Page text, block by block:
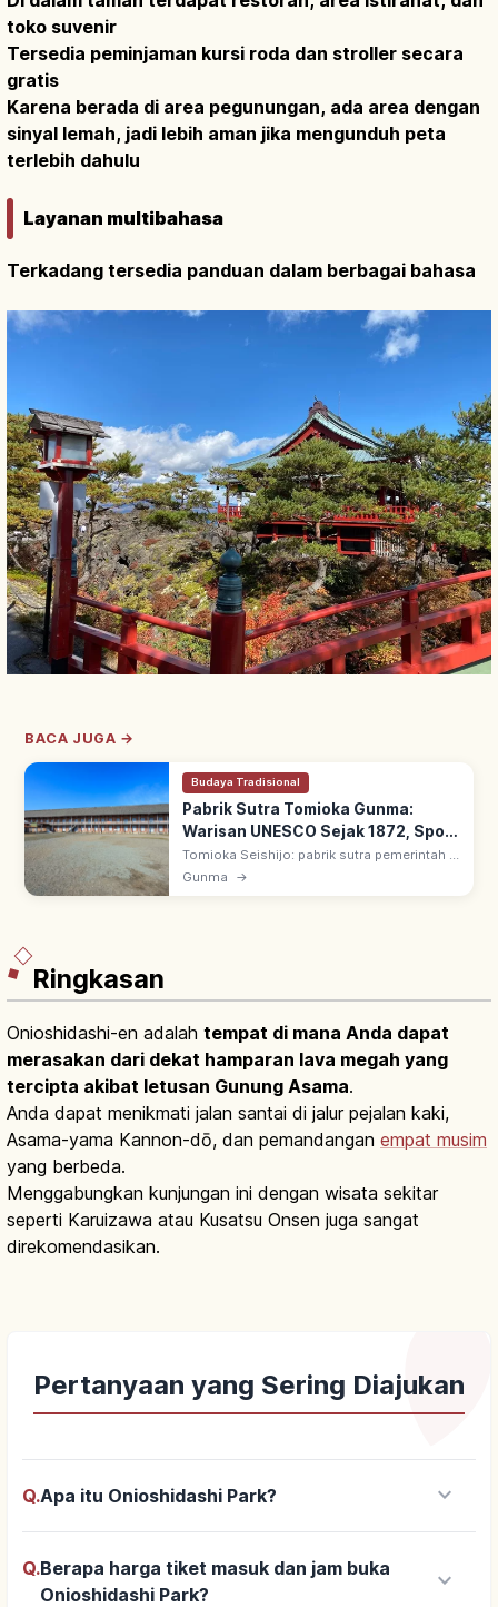
toko suvenir
Tersedia peminjaman kursi roda dan stroller secara
gratis
Karena berada di area pegunungan, ada area dengan
sinyal lemah, jadi lebih aman jika mengunduh peta
terlebih dahulu
Layanan multibahasa
Terkadang tersedia panduan dalam berbagai bahasa
BACA JUGA →
Budaya Tradisional
Pabrik Sutra Tomioka Gunma:
Warisan UNESCO Sejak 1872, Spot
Utama
Tomioka Seishijo: pabrik sutra pemerintah di
Tomioka, Gunma, sejak 1872 di bawah
Gunma →
Ringkasan
Onioshidashi-en adalah tempat di mana Anda dapat
merasakan dari dekat hamparan lava megah yang
tercipta akibat letusan Gunung Asama.
Anda dapat menikmati jalan santai di jalur pejalan kaki,
Asama-yama Kannon-dō, dan pemandangan empat musim
yang berbeda.
Menggabungkan kunjungan ini dengan wisata sekitar
seperti Karuizawa atau Kusatsu Onsen juga sangat
direkomendasikan.
Pertanyaan yang Sering Diajukan
Q.Apa itu Onioshidashi Park? keyboard_arrow_down
Q.Berapa harga tiket masuk dan jam buka
Onioshidashi Park?
keyboard_arrow_down